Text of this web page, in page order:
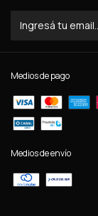
Medios de pago
Medios de envío